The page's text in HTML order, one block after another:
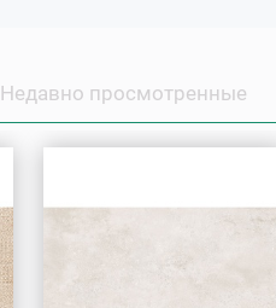
Недавно просмотренные